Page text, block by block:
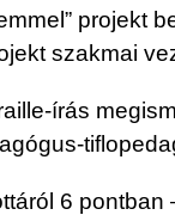
projekt
szakmai
írás
6